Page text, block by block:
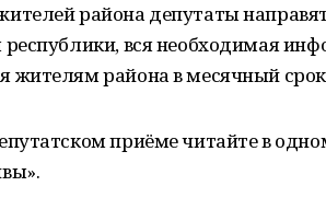
района депутаты
вся необходимая
жителям района в месячный
приёме читайте в